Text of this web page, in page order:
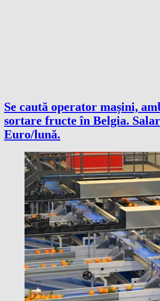
Se caută operator mașini,
sortare fructe în Belgia.
Euro/lună.